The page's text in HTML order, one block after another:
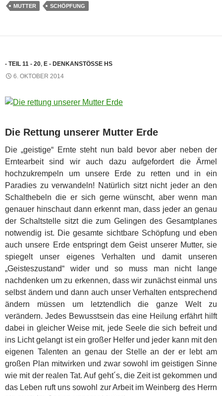
MUTTER SCHÖPFUNG
- TEIL 11 - 20, E - DENKANSTÖSSE HS
6. OKTOBER 2014
Die Rettung unserer Mutter Erde
Die „geistige“ Ernte steht nun bald bevor aber neben der
Erntearbeit sind wir auch dazu aufgefordert die Ärmel
hochzukrempeln um unsere Erde zu retten und in ein
Paradies zu verwandeln! Natürlich sitzt nicht jeder an den
Schalthebeln die er sich gerne wünscht, aber wenn man
genauer hinschaut dann erkennt man, dass jeder an genau
der Schaltstelle sitzt die zum Gelingen des Gesamtplanes
notwendig ist. Die gesamte sichtbare Schöpfung und eben
auch unsere Erde entspringt dem Geist unserer Mutter, sie
spiegelt unser eigenes Verhalten und damit unseren
„Geisteszustand“ wider und so muss man nicht lange
nachdenken um zu erkennen, dass wir zunächst einmal uns
selbst ändern und dann auch unser Verhalten entsprechend
ändern müssen um letztendlich die ganze Welt zu
verändern. Jedes Bewusstsein das eine Heilung erfährt hilft
dabei in gleicher Weise mit, jede Seele die sich befreit und
ins Licht gelangt ist ein großer Helfer und jeder kann mit den
eigenen Talenten an genau der Stelle an der er lebt am
großen Plan mitwirken und zwar sowohl im geistigen Sinne
wie mit der realen Tat. Auf geht´s, die Zeit ist gekommen und
das Leben ruft uns sowohl zur Arbeit im Weinberg des Herrn